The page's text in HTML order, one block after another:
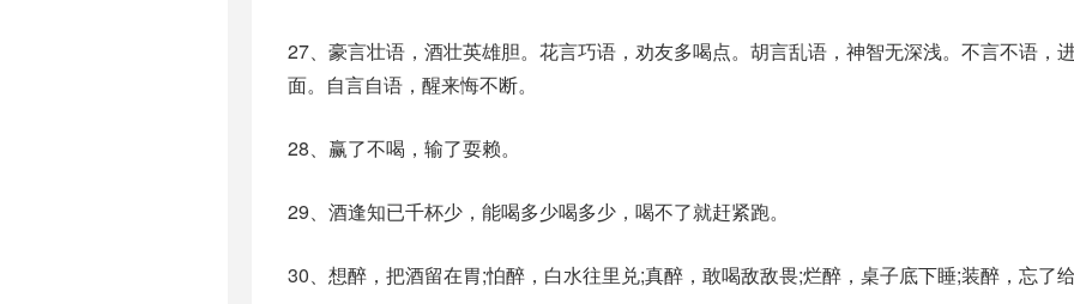
27、豪言壮语，酒壮英雄胆。花言巧语，劝友多喝点。胡言乱语，神智无深浅。不言不语，
面。自言自语，醒来悔不断。
28、赢了不喝，输了耍赖。
29、酒逢知已千杯少，能喝多少喝多少，喝不了就赶紧跑。
30、想醉，把酒留在胃;怕醉，白水往里兑;真醉，敢喝敌敌畏;烂醉，桌子底下睡;装醉，忘了